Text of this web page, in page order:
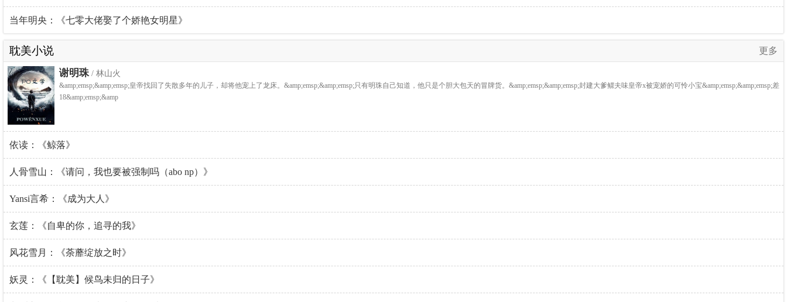
当年明央：《七零大佬娶了个娇艳女明星》
耽美小说 更多
谢明珠/ 林山火
&amp;emsp;&amp;emsp;皇帝找回了失散多年的儿子，却将他宠上了龙床。&amp;emsp;&amp;emsp;只有明珠自己知道，他只是个胆大包天的冒牌货。&amp;emsp;&amp;emsp;封建大爹鳏夫味皇帝x被宠娇的可怜小宝&amp;emsp;&amp;emsp;差
18&amp;emsp;&amp
依读：《鲸落》
人骨雪山：《请问，我也要被强制吗（abo np）》
Yansi言希：《成为大人》
玄莲：《自卑的你，追寻的我》
风花雪月：《荼蘼绽放之时》
妖灵：《【耽美】候鸟未归的日子》